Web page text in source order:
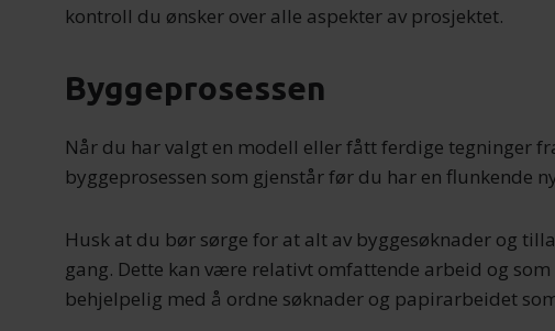
kontroll du ønsker over alle aspekter av prosjektet.
Byggeprosessen
Når du har valgt en modell eller fått ferdige tegninger
byggeprosessen som gjenstår før du har en flunkende
Husk at du bør sørge for at alt av byggesøknader og
gang. Dette kan være relativt omfattende arbeid og
behjelpelig med å ordne søknader og papirarbeidet